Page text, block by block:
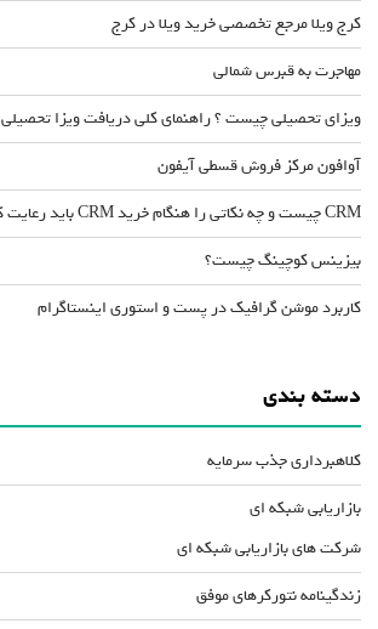
کرج ویلا مرجع تخصصی خرید ویلا در کرج
مهاجرت به قبرس شمالی
ویزای تحصیلی چیست ؟ راهنمای کلی دریافت ویزا تحصیلی
آوافون مرکز فروش قسطی آیفون
CRM چیست و چه نکاتی را هنگام خرید CRM باید رعایت کرد؟
بیزینس کوچینگ چیست؟
کاربرد موشن گرافیک در پست و استوری اینستاگرام
دسته بندی
کلاهبرداری جذب سرمایه
بازاریابی شبکه ای
شرکت های بازاریابی شبکه ای
زندگینامه نتورکرهای موفق